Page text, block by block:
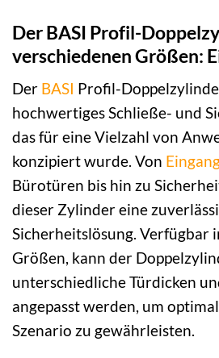
Der BASI Profil-
verschiedenen Größen:
Der BASI Profil-
hochwertiges Schließe- und
das für eine Vielzahl von
konzipiert wurde. Von
Bürotüren bis hin zu
dieser Zylinder eine
Sicherheitslösung. Verfügbar
Größen, kann der
unterschiedliche Türdicken
angepasst werden, um
Szenario zu gewährleisten.